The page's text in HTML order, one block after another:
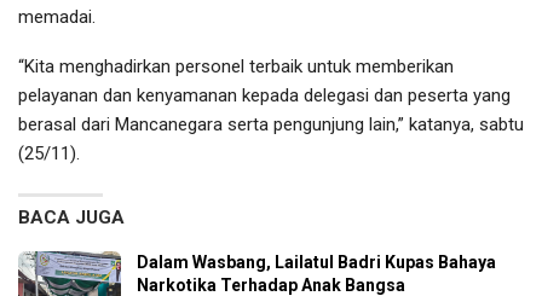
memadai.
“Kita menghadirkan personel terbaik untuk memberikan
pelayanan dan kenyamanan kepada delegasi dan peserta yang
berasal dari Mancanegara serta pengunjung lain,” katanya, sabtu
(25/11).
BACA JUGA
Dalam Wasbang, Lailatul Badri Kupas Bahaya
Narkotika Terhadap Anak Bangsa